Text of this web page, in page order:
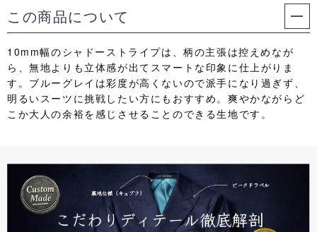
この商品について
10mm幅のシャドーストライプは、柄の主張は控えめなが
ら、無地よりも立体感が出てスマートな印象に仕上がりま
す。ブルーグレイは彩度が高くないので派手になり過ぎず、
明るいスーツに挑戦したい方にもおすすめ。爽やかながらど
こか大人の余裕を感じさせることのできる生地です。